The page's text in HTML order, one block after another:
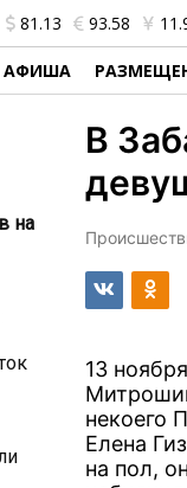
81.13 93.58
АФИША
на
В
13
некоего
Елена
на пол,